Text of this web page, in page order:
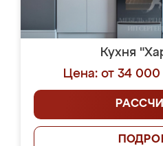
Кухня
Цена: от 34 000